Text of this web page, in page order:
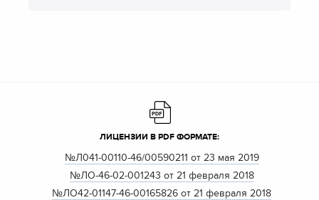
ЛИЦЕНЗИИ В PDF ФОРМАТЕ:
№Л041-00110-46/00590211 от 23 мая 2019
№ЛО-46-02-001243 от 21 февраля 2018
№ЛО42-01147-46-00165826 от 21 февраля 2018